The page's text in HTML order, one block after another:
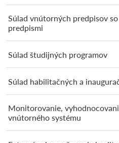
Súlad vnútorných predpisov
predpismi
Súlad študijných programov
Súlad habilitačných a
Monitorovanie,
vnútorného systému